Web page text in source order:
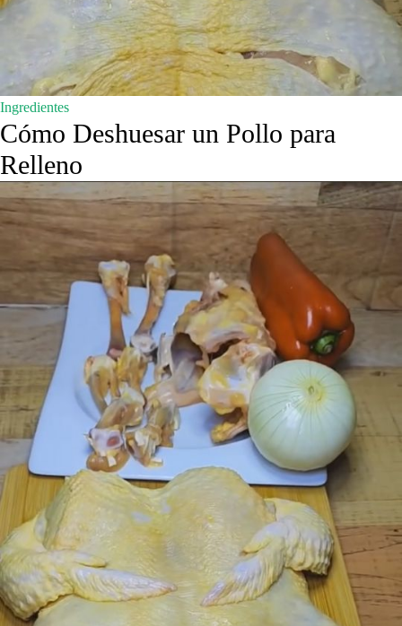
Ingredientes
Cómo Deshuesar un Pollo para
Relleno